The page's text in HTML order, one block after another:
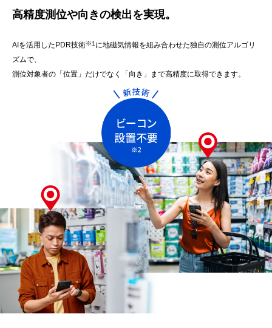
高精度測位や向きの検出を実現。
AIを活用したPDR技術※1に地磁気情報を組み合わせた独自の測位アルゴリ
ズムで、
測位対象者の「位置」だけでなく「向き」まで高精度に取得できます。